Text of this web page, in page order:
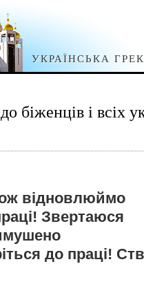
УКРАЇНСЬКА
біженців і всіх
відновлюймо
Звертаюся
до праці!